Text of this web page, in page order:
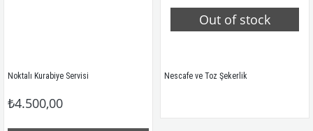
Noktalı Kurabiye Servisi
₺4.500,00
Out of stock
Nescafe ve Toz Şekerlik